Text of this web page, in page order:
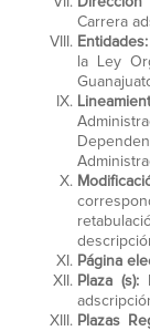
Carrera
Entidades:
la Ley
Página
Plaza (s):
Plazas